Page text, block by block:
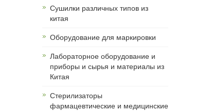
Сушилки различных типов из
китая
Оборудование для маркировки
Лабораторное оборудование и
приборы и сырья и материалы из
Китая
Cтерилизаторы
фармацевтические и медицинские